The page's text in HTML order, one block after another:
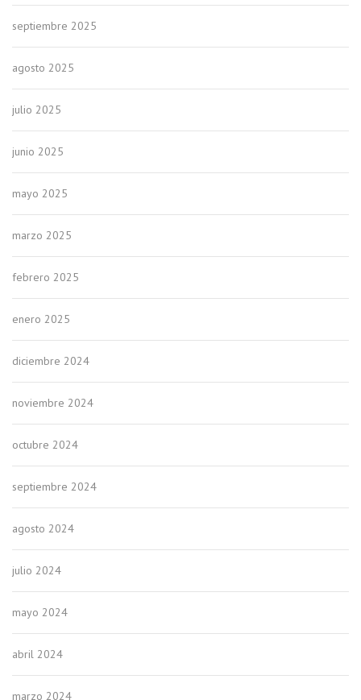
septiembre 2025
agosto 2025
julio 2025
junio 2025
mayo 2025
marzo 2025
febrero 2025
enero 2025
diciembre 2024
noviembre 2024
octubre 2024
septiembre 2024
agosto 2024
julio 2024
mayo 2024
abril 2024
marzo 2024